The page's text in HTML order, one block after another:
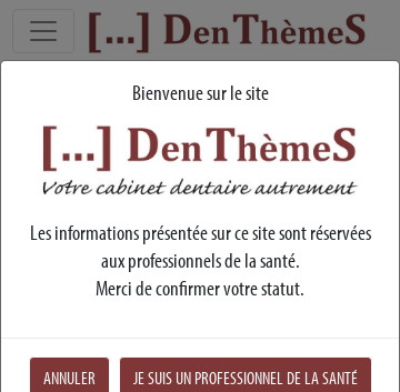
Contact
03 83 46 49 20
dts@denthemes.fr
Bienvenue sur le site
Les informations présentée sur ce site sont réservées
aux professionnels de la santé.
Merci de confirmer votre statut.
ANNULER JE SUIS UN PROFESSIONNEL DE LA SANTÉ